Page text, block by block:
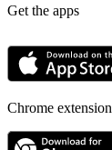
Get the apps
Chrome extension